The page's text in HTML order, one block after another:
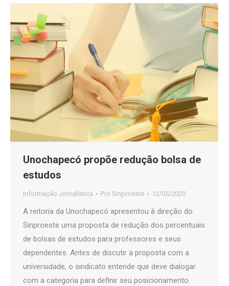
Unochapecó propõe redução bolsa de
estudos
Informação Jornalística Por Sinproeste 12/05/2020
A reitoria da Unochapecó apresentou à direção do
Sinproeste uma proposta de redução dos percentuais
de bolsas de estudos para professores e seus
dependentes. Antes de discutir a proposta com a
universidade, o sindicato entende que deve dialogar
com a categoria para definir seu posicionamento.